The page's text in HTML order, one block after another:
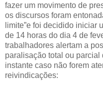
fazer um movimento de
os discursos foram
limite”e foi decidido iniciar
de 14 horas do dia 4 de
trabalhadores alertam a
paralisação total ou
instante caso não forem
reivindicações: